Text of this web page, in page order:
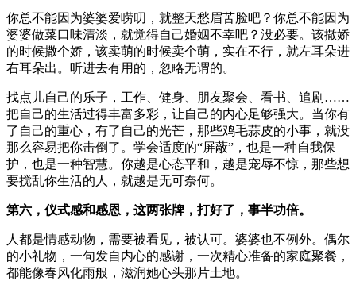
你总不能因为婆婆爱唠叨，就整天愁眉苦脸吧？你总不能因为
婆婆做菜口味清淡，就觉得自己婚姻不幸吧？没必要。该撒娇
的时候撒个娇，该卖萌的时候卖个萌，实在不行，就左耳朵进
右耳朵出。听进去有用的，忽略无谓的。
找点儿自己的乐子，工作、健身、朋友聚会、看书、追剧……
把自己的生活过得丰富多彩，让自己的内心足够强大。当你有
了自己的重心，有了自己的光芒，那些鸡毛蒜皮的小事，就没
那么容易把你击倒了。学会适度的“屏蔽”，也是一种自我保
护，也是一种智慧。你越是心态平和，越是宠辱不惊，那些想
要搅乱你生活的人，就越是无可奈何。
第六，仪式感和感恩，这两张牌，打好了，事半功倍。
人都是情感动物，需要被看见，被认可。婆婆也不例外。偶尔
的小礼物，一句发自内心的感谢，一次精心准备的家庭聚餐，
都能像春风化雨般，滋润她心头那片土地。